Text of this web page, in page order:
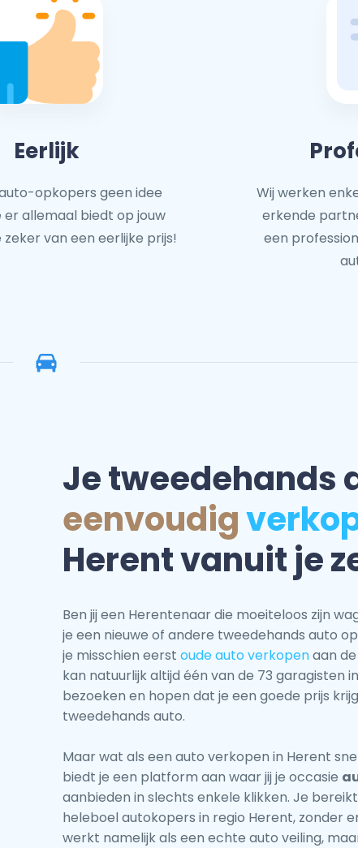
Eerlijk
opkopers geen idee
er allemaal biedt op jouw
van een eerlijke prijs!
Wij werken
erkende
een
Je tweedehands
eenvoudig
Herent vanuit je
Ben jij een Herentenaar die moeiteloos zijn
je een nieuwe of andere tweedehands auto
je misschien eerst oude auto verkopenaan
kan natuurlijk altijd één van de 73 garagisten
bezoeken en hopen dat je een goede prijs
tweedehands auto.
Maar wat als een auto verkopen in Herent
biedt je een platform aan waar jij je occasie
aanbieden in slechts enkele klikken. Je
heleboel autokopers in regio Herent, zonder
werkt namelijk als een echte auto veiling,